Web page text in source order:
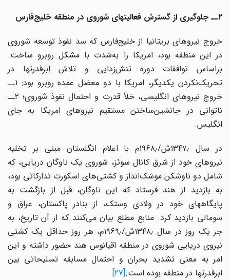
خروج نیروهای بریتانیا از خلیج‌فارس که سد نفوذ توسعه شوروی
در این منطقه بود، امریکا را به‌شدت با مشکل روبرو ساخت.
براساس توافقات دوره تنش‌زدایی و تلاش ابرقدرتها در
تحریک‌نکردن یکدیگر، امریکا با دو معضل عمده روبرو بود: ۱ــ
خروج نیروهای انگلیسی، خلأ قدرت و احتمال نفوذ شوروی؛ ۲ــ
ناتوانی در جانشین‌ساختن مستقیم نیروهای امریکا به جای
انگلیس.
در سال ۱۳۴۷٫ش/۱۹۶۸٫م با اعلام انگلستان مبنی بر تخلیه
نیروهای خود از شرق کانال سوئز، شوروی یک ناوگان دریایی، که
شامل دو ناوشکن موشک‌انداز و کشتی‌های اسکورت تدارکاتی بود،
به بازدید از هند فرستاد که این ناوگان، قبل از بازگشت به
پایگاههای خود در ولادی وستک، از بنادر پاکستان، عراق و
سومالی بازدید کرد. منابع مطلع بیان می‌کنند که از آن تاریخ، به
جز یک روز در سال ۱۳۴۸٫ش/۱۹۶۹٫م، هر روز حداقل یک کشتی
نیروی دریایی شوروی در منطقه اقیانوس هند حضور داشته و این
امر به معنی تشدید بحران و احتمال مسابقه تسلیحاتی بین
ابرقدرتها در منطقه بوده است.[۲۷]